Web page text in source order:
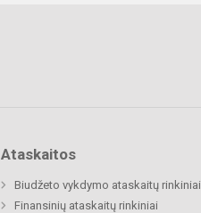
Ataskaitos
Biudžeto vykdymo ataskaitų rinkiniai
Finansinių ataskaitų rinkiniai